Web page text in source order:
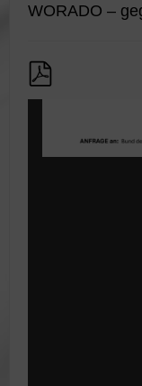
WORADO –